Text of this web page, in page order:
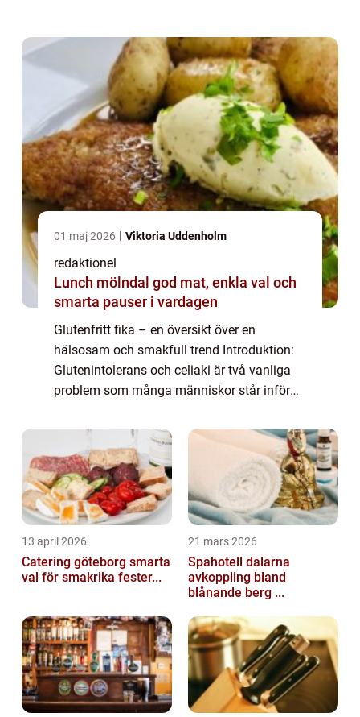
01 maj 2026 Viktoria Uddenholm
redaktionel
Lunch mölndal god mat, enkla val och
smarta pauser i vardagen
Glutenfritt fika – en översikt över en
hälsosam och smakfull trend Introduktion:
Glutenintolerans och celiaki är två vanliga
problem som många människor står inför
glutenfria alternativ blivit allt populärare ...
13 april 2026
Catering göteborg smarta
val för smakrika fester...
21 mars 2026
Spahotell dalarna
avkoppling bland
blånande berg ...